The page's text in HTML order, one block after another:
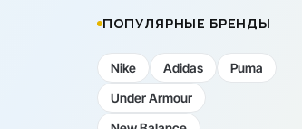
ПОПУЛЯРНЫЕ БРЕНДЫ
Nike Adidas
Puma
Under Armour